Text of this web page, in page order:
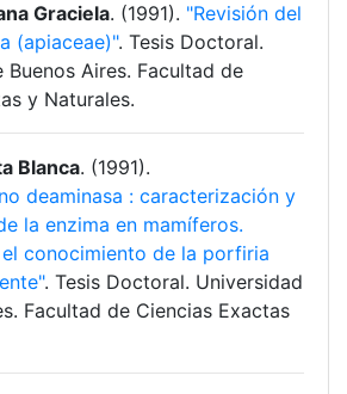
Graciela. (1991). "Revisión del
(apiaceae)". Tesis Doctoral.
Buenos Aires. Facultad de
y Naturales.
Blanca. (1991).
deaminasa : caracterización y
la enzima en mamíferos.
conocimiento de la porfiria
. Tesis Doctoral. Universidad
Facultad de Ciencias Exactas